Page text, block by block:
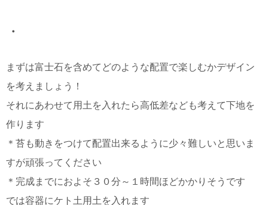
・
まずは富士石を含めてどのような配置で楽しむかデザイン
を考えましょう！
それにあわせて用土を入れたら高低差なども考えて下地を
作ります
＊苔も動きをつけて配置出来るように少々難しいと思いま
すが頑張ってください
＊完成までにおよそ３０分～１時間ほどかかりそうです
では容器にケト土用土を入れます